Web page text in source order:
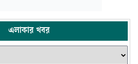
এলাকার খবর